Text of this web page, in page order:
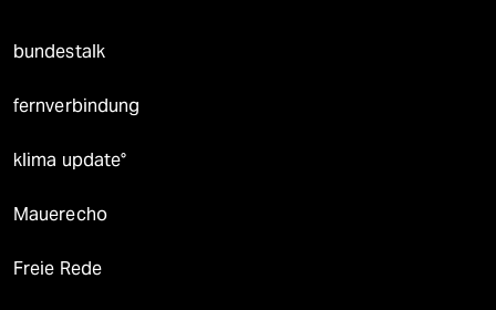
bundestalk
fernverbindung
klima update°
Mauerecho
Freie Rede